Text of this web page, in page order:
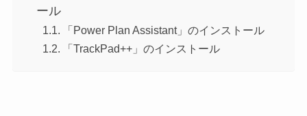
ール
「Power Plan Assistant」のインストール
「TrackPad++」のインストール